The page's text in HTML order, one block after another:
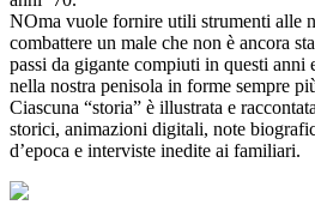
NOma vuole fornire utili strumenti alle
combattere un male che non è ancora
passi da gigante compiuti in questi anni
nella nostra penisola in forme sempre
Ciascuna “storia” è illustrata e
storici, animazioni digitali, note
d’epoca e interviste inedite ai familiari.